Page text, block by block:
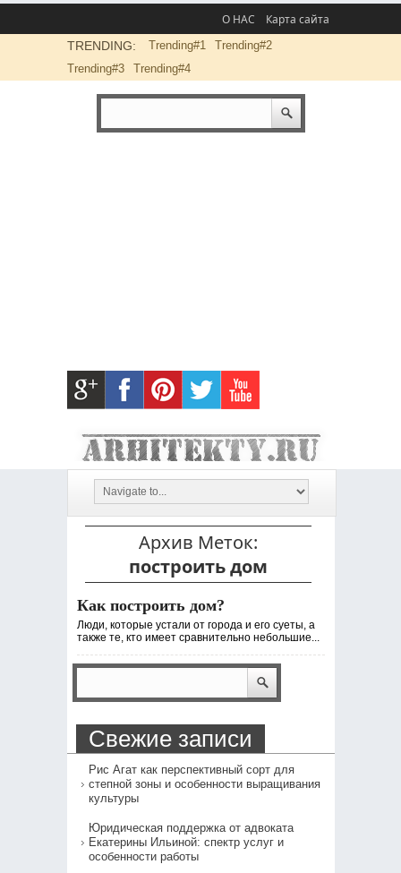
О НАС Карта сайта
TRENDING: Trending#1
Trending#2
Trending#3
Trending#4
Архив Меток:
построить дом
Как построить дом?
Люди, которые устали от города и его суеты, а
также те, кто имеет сравнительно небольшие...
Свежие записи
Рис Агат как перспективный сорт для
степной зоны и особенности выращивания
культуры
Юридическая поддержка от адвоката
Екатерины Ильиной: спектр услуг и
особенности работы